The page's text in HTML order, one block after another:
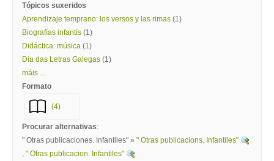
Tópicos suxeridos
Aprendizaje temprano: los versos y las rimas (1)
Biografías infantís (1)
Didáctica: música (1)
Día das Letras Galegas (1)
máis ...
Formato
(4)
Procurar alternativas:
" Otras publicaciones. Infantiles" » " Otras publicacions. Infantiles"
, " Otras publicacion. Infantiles"